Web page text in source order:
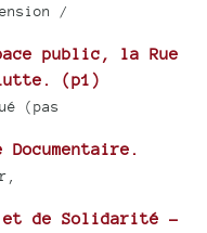
/
public, la Rue
(p1)
(pas
et de Solidarité -